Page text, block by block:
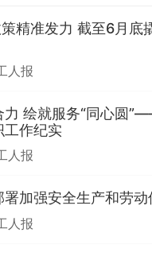
策精准发力 截至6月底
人报
力 绘就服务“同心圆
工作纪实
人报
署加强安全生产和劳
人报